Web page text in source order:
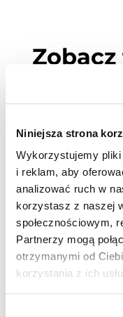
Niniejsza strona
Wykorzystujemy
i reklam, aby
analizować ruch w
korzystasz z naszej
społecznościowym,
Partnerzy mogą
otrzymanymi od
korzystania z ich